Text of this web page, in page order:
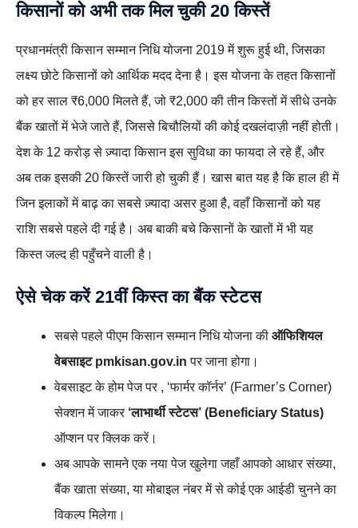
किसानों को अभी तक मिल चुकी 20 किस्तें
प्रधानमंत्री किसान सम्मान निधि योजना 2019 में शुरू हुई थी, जिसका
लक्ष्य छोटे किसानों को आर्थिक मदद देना है। इस योजना के तहत किसानों
को हर साल ₹6,000 मिलते हैं, जो ₹2,000 की तीन किस्तों में सीधे उनके
बैंक खातों में भेजे जाते हैं, जिससे बिचौलियों की कोई दखलंदाज़ी नहीं होती।
देश के 12 करोड़ से ज़्यादा किसान इस सुविधा का फायदा ले रहे हैं, और
अब तक इसकी 20 किस्तें जारी हो चुकी हैं। खास बात यह है कि हाल ही में
जिन इलाकों में बाढ़ का सबसे ज़्यादा असर हुआ है, वहाँ किसानों को यह
राशि सबसे पहले दी गई है। अब बाकी बचे किसानों के खातों में भी यह
किस्त जल्द ही पहुँचने वाली है।
ऐसे चेक करें 21वीं किस्त का बैंक स्टेटस
सबसे पहले पीएम किसान सम्मान निधि योजना की ऑफिशियल
वेबसाइट pmkisan.gov.in पर जाना होगा।
वेबसाइट के होम पेज पर , ‘फार्मर कॉर्नर’ (Farmer’s Corner)
सेक्शन में जाकर ‘लाभार्थी स्टेटस’ (Beneficiary Status)
ऑप्शन पर क्लिक करें।
अब आपके सामने एक नया पेज खुलेगा जहाँ आपको आधार संख्या,
बैंक खाता संख्या, या मोबाइल नंबर में से कोई एक आईडी चुनने का
विकल्प मिलेगा।